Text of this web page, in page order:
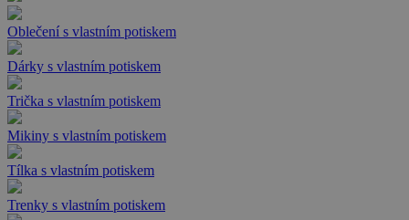
Oblečení s vlastním potiskem
Dárky s vlastním potiskem
Trička s vlastním potiskem
Mikiny s vlastním potiskem
Tílka s vlastním potiskem
Trenky s vlastním potiskem